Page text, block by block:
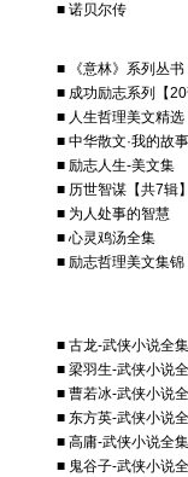
■ 诺贝尔传
■ 《意林》系列丛
■ 成功励志系列【
■ 人生哲理美文精
■ 中华散文·我的故事
■ 励志人生-美文集
■ 历世智谋【共7辑
■ 为人处事的智慧
■ 心灵鸡汤全集
■ 励志哲理美文集锦
■ 古龙-武侠小说全集
■ 梁羽生-武侠小说
■ 曹若冰-武侠小说
■ 东方英-武侠小说
■ 高庸-武侠小说全集
■ 鬼谷子-武侠小说